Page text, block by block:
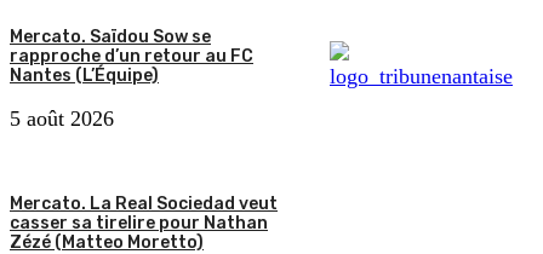
Mercato. Saïdou Sow se
rapproche d’un retour au FC
Nantes (L’Équipe)
5 août 2026
Mercato. La Real Sociedad veut
casser sa tirelire pour Nathan
Zézé (Matteo Moretto)